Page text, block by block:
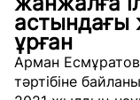
ұрған
Арман
тәртібіне